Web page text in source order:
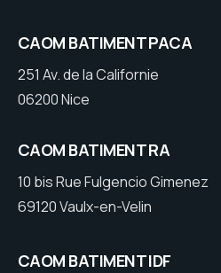
CAOM BATIMENT PACA
251 Av. de la Californie
06200 Nice
CAOM BATIMENT RA
10 bis Rue Fulgencio Gimenez
69120 Vaulx-en-Velin
CAOM BATIMENT IDF